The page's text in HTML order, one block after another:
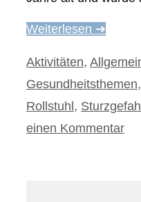
Weiterlesen ➔
Kategorien
Aktivitäten,
Gesundheitsthemen,
Rollstuhl,
einen Kommentar